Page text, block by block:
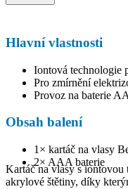
Hlavní vlastnosti
Iontová technologie
Pro zmírnění
Provoz na baterie
Obsah balení
1× kartáč na vlasy
2× AAA baterie
Kartáč na vlasy s iontovou
akrylové štětiny, díky